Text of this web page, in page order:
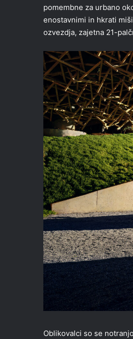
pomembne za urbano
enostavnimi in hkrati
ozvezdja, zajetna 21-
Oblikovalci so se